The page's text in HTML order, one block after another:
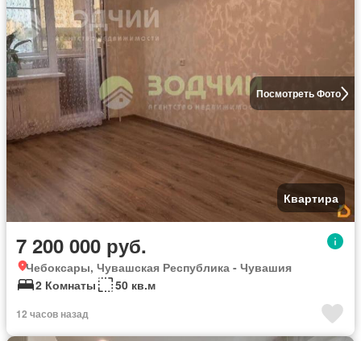
Посмотреть Фото
Квартира
7 200 000 руб.
Чебоксары, Чувашская Республика - Чувашия
2 Комнаты
50 кв.м
12 часов назад